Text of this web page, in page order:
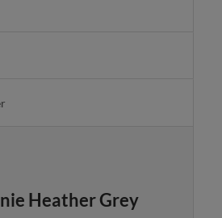
Heather Grey